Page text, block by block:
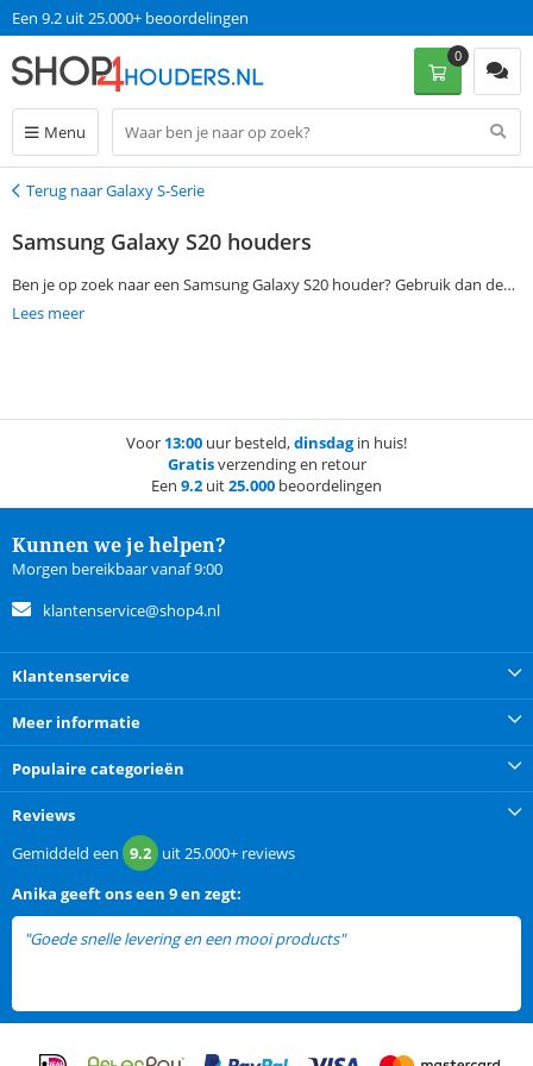
Een 9.2 uit 25.000+ beoordelingen
Menu
0
Terug
Terug naar Galaxy S-Serie
Samsung Galaxy S20 houders
Ben je op zoek naar een Samsung Galaxy S20 houder? Gebruik dan de
filtermogelijkheden aan de linkerkant van deze pagina om jouw
Lees meer
Voor 13:00 uur besteld,dinsdagin huis!
Gratisverzending en retour
Een 9.2 uit25.000 beoordelingen
Kunnen we je helpen?
Morgen bereikbaar vanaf 9:00
klantenservice@shop4.nl
Klantenservice
Meer informatie
Populaire categorieën
Reviews
Gemiddeld een 9.2 uit25.000+ reviews
Anika geeft ons een 9 en zegt:
"Goede snelle levering en een mooi products"